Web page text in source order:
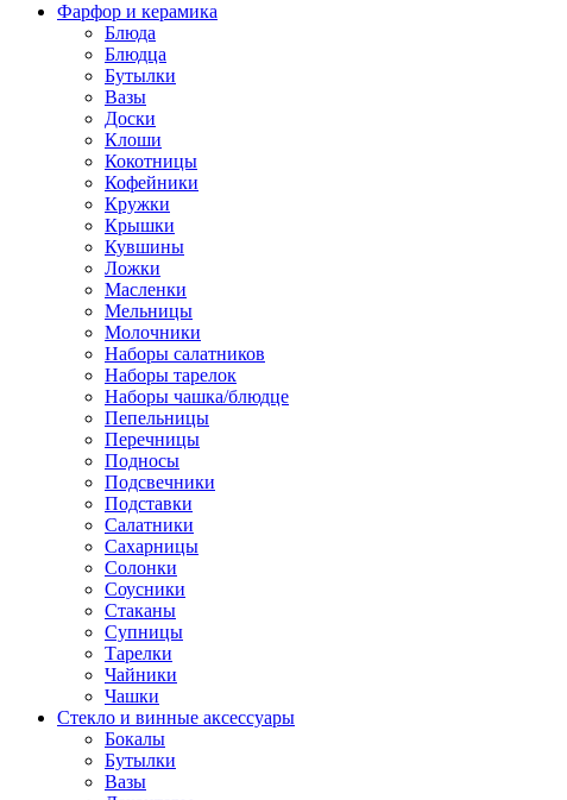
Фарфор и керамика
Блюда
Блюдца
Бутылки
Вазы
Доски
Клоши
Кокотницы
Кофейники
Кружки
Крышки
Кувшины
Ложки
Масленки
Мельницы
Молочники
Наборы салатников
Наборы тарелок
Наборы чашка/блюдце
Пепельницы
Перечницы
Подносы
Подсвечники
Подставки
Салатники
Сахарницы
Солонки
Соусники
Стаканы
Супницы
Тарелки
Чайники
Чашки
Стекло и винные аксессуары
Бокалы
Бутылки
Вазы